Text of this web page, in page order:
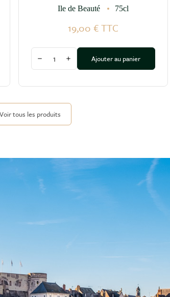
Ile de Beauté 75cl
19,00 €TTC
Diminuer la quantité
Augmenter la quantité
Ajouter au panier
Voir tous les produits